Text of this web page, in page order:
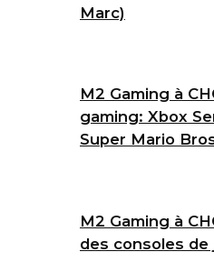
Marc)
M2 Gaming à
gaming: Xbox
Super Mario
M2 Gaming à
des consoles de